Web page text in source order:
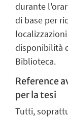
durante
di base per
disponibilità
Biblioteca.
Reference
per la tesi
Tutti,